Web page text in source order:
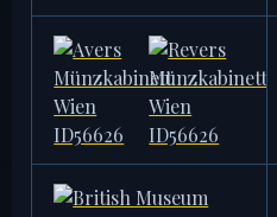
BIBLIOTHÈQUE NATIONALE DE
IMP-3804
3,78 g
BIBLIOTHÈQUE NATIONALE DE
FRANCE